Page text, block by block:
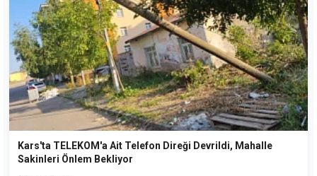
Kars'ta TELEKOM'a Ait Telefon Direği Devrildi, Mahalle
Sakinleri Önlem Bekliyor